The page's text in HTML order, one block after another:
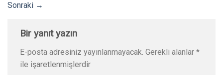
Sonraki →
Bir yanıt yazın
E-posta adresiniz yayınlanmayacak. Gerekli alanlar *
ile işaretlenmişlerdir